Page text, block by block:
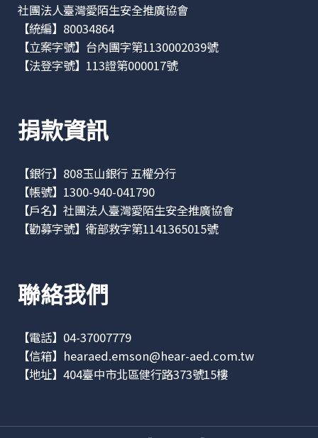
社團法人臺灣愛陌生安全推廣協會
【統編】80034864
【立案字號】台內團字第1130002039號
【法登字號】113證第000017號
捐款資訊
【銀行】808玉山銀行 五權分行
【帳號】1300-940-041790
【戶名】社團法人臺灣愛陌生安全推廣協會
【勸募字號】衛部救字第1141365015號
聯絡我們
【電話】04-37007779
【信箱】 hearaed.emson@hear-aed.com.tw
【地址】 404臺中市北區健行路373號15樓